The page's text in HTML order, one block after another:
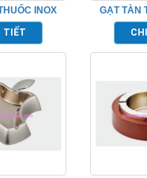
INOX
TPK10619
TIẾT
GẠT TÀN
CAO